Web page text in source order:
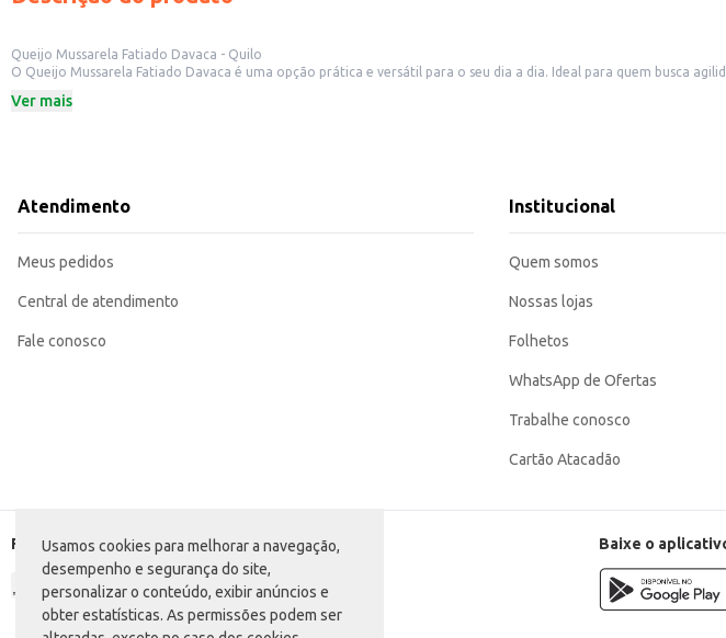
Usamos cookies para melhorar a navegação,
desempenho e segurança do site,
personalizar o conteúdo, exibir anúncios e
obter estatísticas. As permissões podem ser
Queijo Mussarela Fatiado Davaca - Quilo
O Queijo Mussarela Fatiado Davaca é uma opção prática e versátil para o seu dia a dia. Ideal para quem busca
Lanchonetes e restaurantes que buscam agilidade no preparo de pedidos.
Sirva em tábuas de frios e petiscos.
Com o Queijo Mussarela Fatiado Davaca, você tem a praticidade que precisa sem abrir mão do sabor e da
Ver mais
Atendimento
Meus pedidos
Central de atendimento
Fale conosco
Institucional
Quem somos
Nossas lojas
Folhetos
WhatsApp de Ofertas
Trabalhe conosco
Cartão Atacadão
Formas de pagamento Baixe o